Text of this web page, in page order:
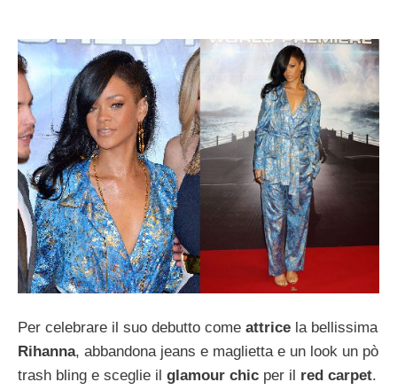
Per celebrare il suo debutto come attrice la bellissima
Rihanna, abbandona jeans e maglietta e un look un pò
trash bling e sceglie il glamour chic per il red carpet.